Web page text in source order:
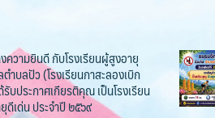
ความยินดี กับโรงเรียนผู้สูงอายุ
ตำบลปัว (โรงเรียนกาสะลองเบิก
รับประกาศเกียรติคุณ เป็นโรงเรียน
ดีเด่น ประจำปี ๒๕๖๙